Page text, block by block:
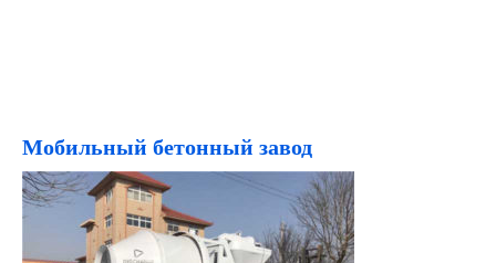
Мобильный бетонный завод